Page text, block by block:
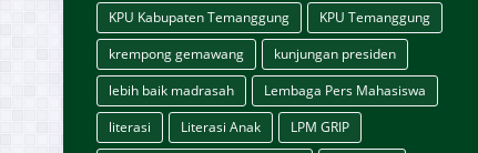
KPU Kabupaten Temanggung
KPU Temanggung
krempong gemawang
kunjungan presiden
lebih baik madrasah
Lembaga Pers Mahasiswa
literasi
Literasi Anak
LPM GRIP